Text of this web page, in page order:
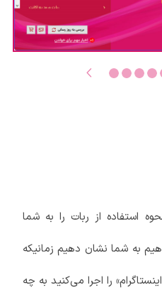
استفاده از ربات را به شما
به شما نشان دهیم زمانیکه
را اجرا می‌کنید به چه